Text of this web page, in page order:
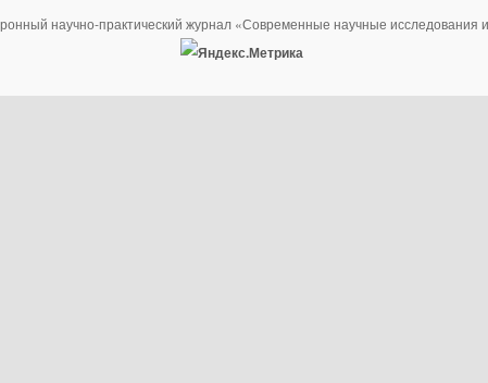
научно-практический журнал «Современные научные исследования